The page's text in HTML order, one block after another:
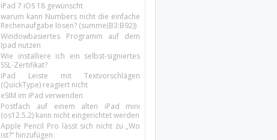
iPad 7 iOS 18 gewünscht
warum kann Numbers nicht die einfache
Rechenaufgabe lösen? (summe(B3:B92))
Windowbasiertes Programm auf dem
Ipad nutzen
Wie installiere ich ein selbst-signiertes
SSL-Zertifikat?
iPad Leiste mit Textvorschlägen
(QuickType) reagiert nicht
eSIM im iPad verwenden
Postfach auf einem alten iPad mini
(os12.5.2) kann nicht eingerichtet werden
Apple Pencil Pro lässt sich nicht zu „Wo
ist?“ hinzufügen